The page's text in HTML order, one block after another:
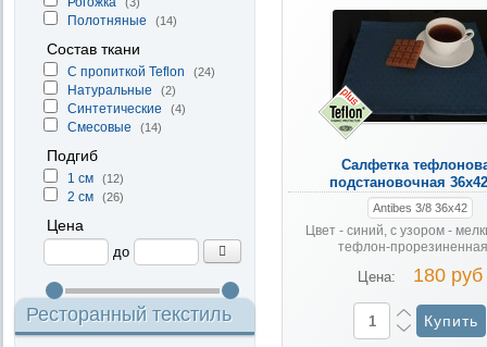
Полотняные (14)
Состав ткани
С пропиткой Teflon (24)
Натуральные (2)
Синтетические (4)
Смесовые (14)
Подгиб
1 см (12)
2 см (26)
Цена
до
Ресторанный текстиль
Салфетка
подстановочная
Antibes 3/8 36х42
Цвет - синий, с узором -
тефлон-
Цена: 180 руб